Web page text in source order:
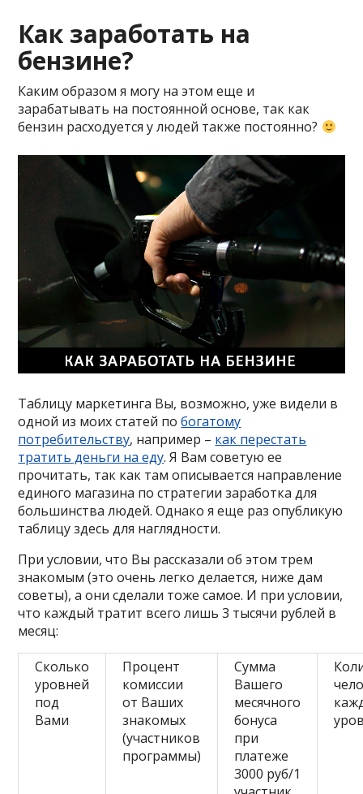
Как заработать на
бензине?
Каким образом я могу на этом еще и
зарабатывать на постоянной основе, так как
бензин расходуется у людей также постоянно?
Таблицу маркетинга Вы, возможно, уже видели в
одной из моих статей побогатому
потребительству, например – как перестать
тратить деньги на еду. Я Вам советую ее
прочитать, так как там описывается направление
единого магазина по стратегии заработка для
большинства людей. Однако я еще раз опубликую
таблицу здесь для наглядности.
При условии, что Вы рассказали об этом трем
знакомым (это очень легко делается, ниже дам
советы), а они сделали тоже самое. И при условии,
что каждый тратит всего лишь 3 тысячи рублей в
месяц:
Сколько
уровней
под
Вами
Процент
комиссии
от Ваших
знакомых
(участников
программы)
Сумма
Вашего
месячного
бонуса
при
платеже
3000 руб/1